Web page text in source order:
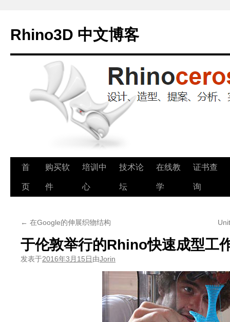
Rhino3D 中文博客
跳
至
首
页
购买软
件
培训中
心
技术论
坛
在线教
学
证书查
询
← 在Google的伸展织物结构
于伦敦举行的Rhino快速成型工
发表于2016年3月15日由Jorin